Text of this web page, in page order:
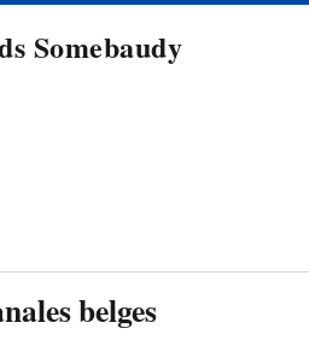
Somebaudy
belges